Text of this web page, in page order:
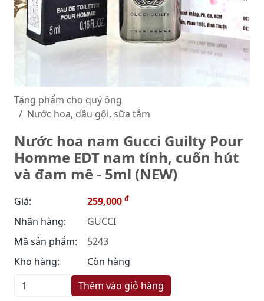
Tặng phẩm cho quý ông
Nước hoa, dầu gội, sữa tắm
Nước hoa nam Gucci Guilty Pour
Homme EDT nam tính, cuốn hút
và đam mê - 5ml (NEW)
Giá: 259,000 đ
Nhãn hàng:
GUCCI
Mã sản phẩm:
5243
Kho hàng:
Còn hàng
Thêm vào giỏ hàng